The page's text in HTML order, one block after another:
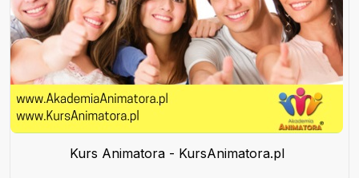
Kurs Animatora - KursAnimatora.pl